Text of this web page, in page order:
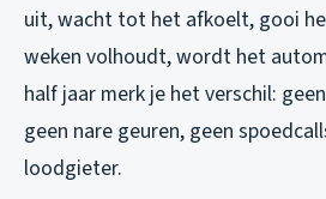
uit, wacht tot het afkoelt, gooi
weken volhoudt, wordt het
half jaar merk je het verschil:
geen nare geuren, geen
loodgieter.